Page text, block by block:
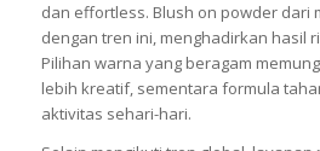
dan effortless. Blush on powder dari
dengan tren ini, menghadirkan hasil
Pilihan warna yang beragam
lebih kreatif, sementara formula
aktivitas sehari-hari.